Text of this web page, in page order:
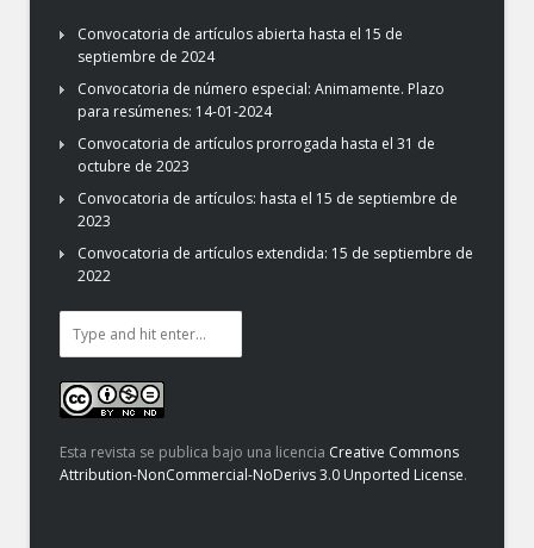
Convocatoria de artículos abierta hasta el 15 de
septiembre de 2024
Convocatoria de número especial: Animamente. Plazo
para resúmenes: 14-01-2024
Convocatoria de artículos prorrogada hasta el 31 de
octubre de 2023
Convocatoria de artículos: hasta el 15 de septiembre de
2023
Convocatoria de artículos extendida: 15 de septiembre de
2022
Esta revista se publica bajo una licencia Creative Commons
Attribution-NonCommercial-NoDerivs 3.0 Unported License.